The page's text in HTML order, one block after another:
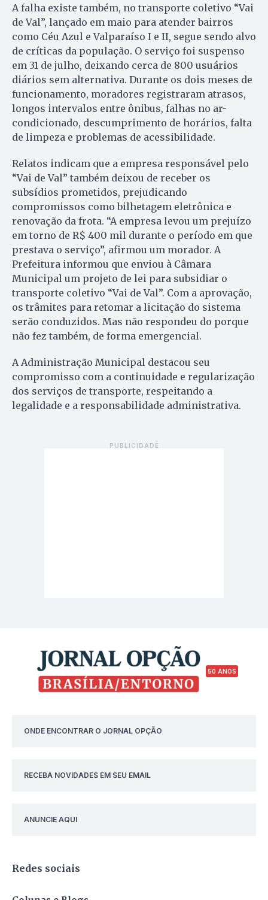
A falha existe também, no transporte coletivo “Vai
de Val”, lançado em maio para atender bairros
como Céu Azul e Valparaíso I e II, segue sendo alvo
de críticas da população. O serviço foi suspenso
em 31 de julho, deixando cerca de 800 usuários
diários sem alternativa. Durante os dois meses de
funcionamento, moradores registraram atrasos,
longos intervalos entre ônibus, falhas no ar-
condicionado, descumprimento de horários, falta
de limpeza e problemas de acessibilidade.
Relatos indicam que a empresa responsável pelo
“Vai de Val” também deixou de receber os
subsídios prometidos, prejudicando
compromissos como bilhetagem eletrônica e
renovação da frota. “A empresa levou um prejuízo
em torno de R$ 400 mil durante o período em que
prestava o serviço”, afirmou um morador. A
Prefeitura informou que enviou à Câmara
Municipal um projeto de lei para subsidiar o
transporte coletivo “Vai de Val”. Com a aprovação,
os trâmites para retomar a licitação do sistema
serão conduzidos. Mas não respondeu do porque
não fez também, de forma emergencial.
A Administração Municipal destacou seu
compromisso com a continuidade e regularização
dos serviços de transporte, respeitando a
legalidade e a responsabilidade administrativa.
50 ANOS
ONDE ENCONTRAR O JORNAL OPÇÃO
RECEBA NOVIDADES EM SEU EMAIL
ANUNCIE AQUI
Redes sociais